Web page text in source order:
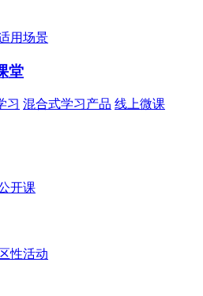
用场景
堂
习 混合式学习产品 线上微课
开课
性活动